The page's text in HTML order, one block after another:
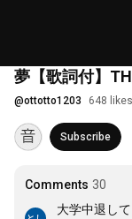
夢【歌詞付】
@ottotto1203 648 likes
Subscribe
Comments 30
大学中退し